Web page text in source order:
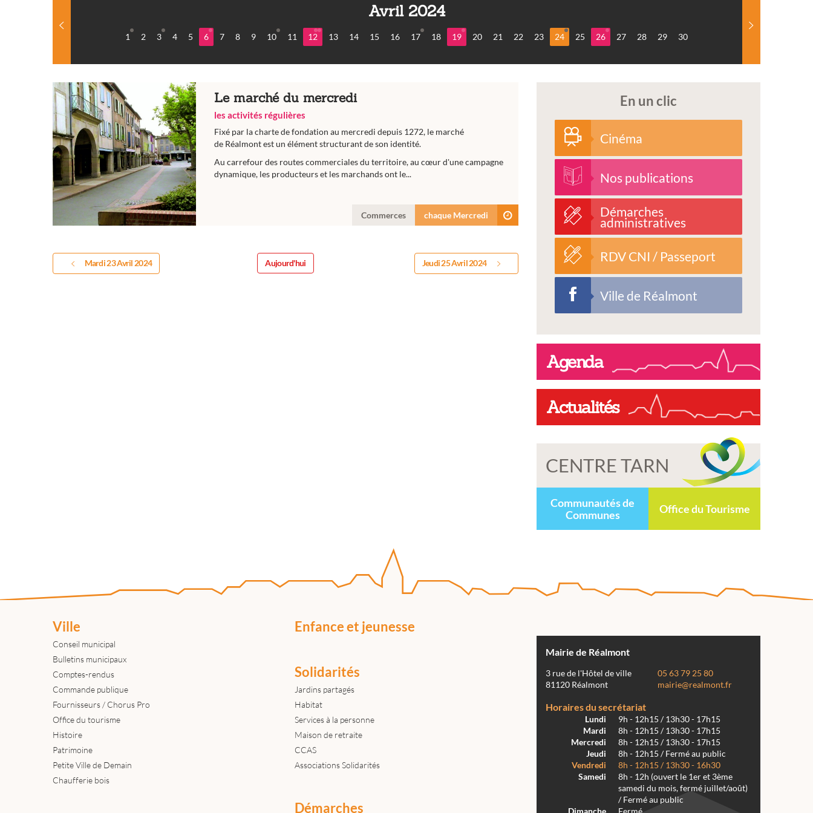
Avril 2024
1 2 3 4 5 6 7 8 9 10 11 12 13 14 15 16 17 18 19 20 21 22 23 24 25 26 27 28 29 30
Le marché du mercredi
les activités régulières
Fixé par la charte de fondation au mercredi depuis 1272, le marché
de Réalmont est un élément structurant de son identité.
Au carrefour des routes commerciales du territoire, au cœur d'une campagne
dynamique, les producteurs et les marchands ont le...
Commerces chaque Mercredi
Mardi 23 Avril 2024 Aujourd'hui Jeudi 25 Avril 2024
En un clic
Cinéma
Nos publications
Démarches
administratives
RDV CNI / Passeport
Ville de Réalmont
Agenda
Actualités
CENTRE TARN
Communautés de
Communes
Office du Tourisme
Ville
Conseil municipal
Bulletins municipaux
Comptes-rendus
Commande publique
Fournisseurs / Chorus Pro
Office du tourisme
Histoire
Patrimoine
Petite Ville de Demain
Chaufferie bois
Enfance et jeunesse
Solidarités
Jardins partagés
Habitat
Services à la personne
Maison de retraite
CCAS
Associations Solidarités
Démarches
Mairie de Réalmont
3 rue de l'Hôtel de ville
81120 Réalmont
05 63 79 25 80
mairie@realmont.fr
Horaires du secrétariat
Lundi
9h - 12h15 / 13h30 - 17h15
Mardi
8h - 12h15 / 13h30 - 17h15
Mercredi
8h - 12h15 / 13h30 - 17h15
Jeudi
8h - 12h15 / Fermé au public
Vendredi
8h - 12h15 / 13h30 - 16h30
Samedi
8h - 12h (ouvert le 1er et 3ème
samedi du mois, fermé juillet/août)
/ Fermé au public
Dimanche
Fermé